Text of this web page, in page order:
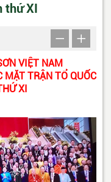
thứ XI
VIỆT NAM
TRẬN TỔ QUỐC
XI